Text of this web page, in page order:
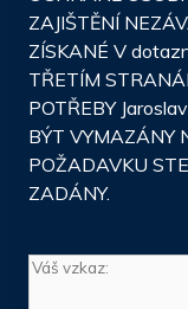
ZAJIŠTĚNÍ
ZÍSKANÉ V
TŘETÍM
POTŘEBY
BÝT VYMAZÁNY
POŽADAVKU
ZADÁNY.